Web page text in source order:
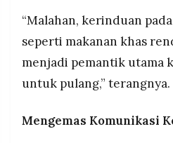
“Malahan, kerinduan
seperti makanan khas
menjadi pemantik utama
untuk pulang,” terangnya.
Mengemas Komunikasi